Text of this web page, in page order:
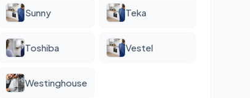
Sunny Teka
Toshiba Vestel
Westinghouse